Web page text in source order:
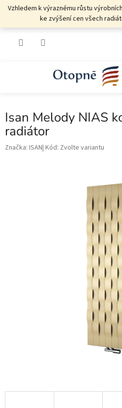
PřejítVzhledem k výraznému růstu
ke zvýšení cen všech
Isan Melody NIAS
radiátor
Značka: ISAN Kód: Zvolte variantu